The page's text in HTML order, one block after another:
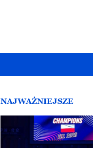
NAJWAŻNIEJSZE